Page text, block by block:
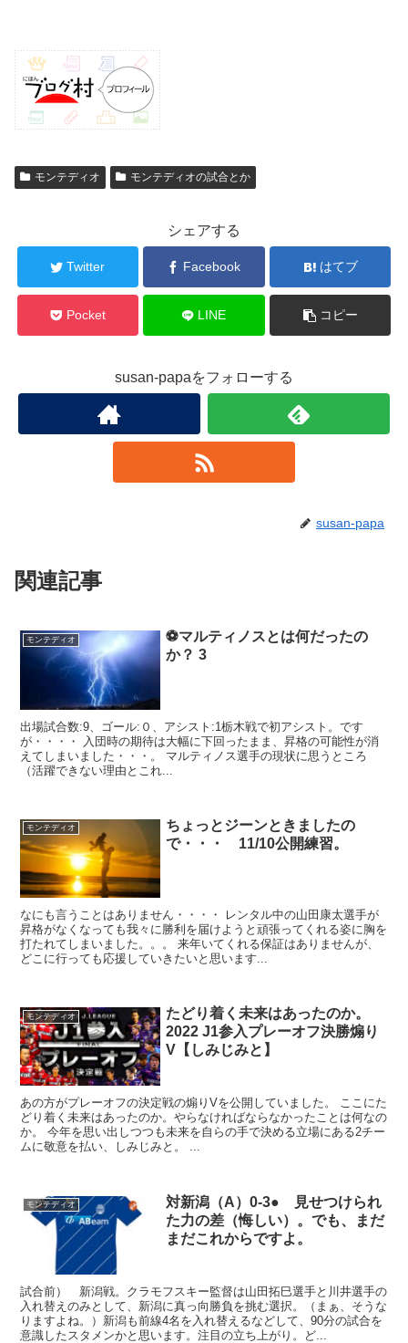
モンテディオ モンテディオの試合とか
シェアする
Twitter Facebook はてブ
Pocket LINE コピー
susan-papaをフォローする
susan-papa
関連記事
モンテディオ
⚽マルティノスとは何だったの
か？ 3
出場試合数:9、ゴール:０、アシスト:1栃木戦で初アシスト。です
が・・・・ 入団時の期待は大幅に下回ったまま、昇格の可能性が消
えてしまいました・・・。 マルティノス選手の現状に思うところ
（活躍できない理由とこれ...
モンテディオ
ちょっとジーンときましたの
で・・・ 11/10公開練習。
なにも言うことはありません・・・・ レンタル中の山田康太選手が
昇格がなくなっても我々に勝利を届けようと頑張ってくれる姿に胸を
打たれてしまいました。。。 来年いてくれる保証はありませんが、
どこに行っても応援していきたいと思います...
モンテディオ
たどり着く未来はあったのか。
2022 J1参入プレーオフ決勝煽り
V【しみじみと】
あの方がプレーオフの決定戦の煽りVを公開していました。 ここにた
どり着く未来はあったのか。やらなければならなかったことは何なの
か。 今年を思い出しつつも未来を自らの手で決める立場にある2チー
ムに敬意を払い、しみじみと。 ...
モンテディオ
対新潟（A）0-3● 見せつけられ
た力の差（悔しい）。でも、まだ
まだこれからですよ。
試合前） 新潟戦。クラモフスキー監督は山田拓巳選手と川井選手の
入れ替えのみとして、新潟に真っ向勝負を挑む選択。（まぁ、そうな
りますよね。）新潟も前線4名を入れ替えるなどして、90分の試合を
意識したスタメンかと思います。注目の立ち上がり。ど...